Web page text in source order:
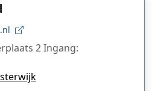
2 Ingang: